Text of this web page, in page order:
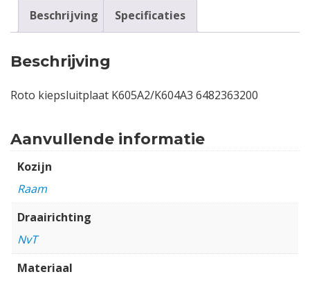
Beschrijving Specificaties
Beschrijving
Roto kiepsluitplaat K605A2/K604A3 6482363200
Aanvullende informatie
Kozijn
Raam
Draairichting
NvT
Materiaal